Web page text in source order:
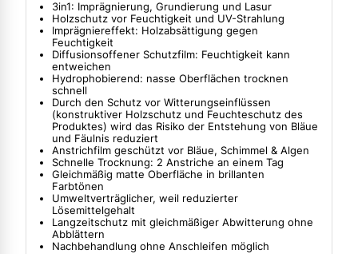
3in1: Imprägnierung, Grundierung und Lasur
Holzschutz vor Feuchtigkeit und UV-Strahlung
Imprägniereffekt: Holzabsättigung gegen
Feuchtigkeit
Diffusionsoffener Schutzfilm: Feuchtigkeit kann
entweichen
Hydrophobierend: nasse Oberflächen trocknen
schnell
Durch den Schutz vor Witterungseinflüssen
(konstruktiver Holzschutz und Feuchteschutz des
Produktes) wird das Risiko der Entstehung von Bläue
und Fäulnis reduziert
Anstrichfilm geschützt vor Bläue, Schimmel & Algen
Schnelle Trocknung: 2 Anstriche an einem Tag
Gleichmäßig matte Oberfläche in brillanten
Farbtönen
Umweltverträglicher, weil reduzierter
Lösemittelgehalt
Langzeitschutz mit gleichmäßiger Abwitterung ohne
Abblättern
Nachbehandlung ohne Anschleifen möglich